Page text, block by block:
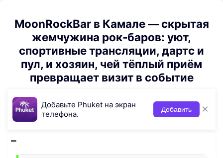
MoonRockBar в Камале — скрытая
жемчужина рок‑баров: уют,
спортивные трансляции, дартс и
пул, и хозяин, чей тёплый приём
превращает визит в событие
Добавьте Phuket на экран
телефона.
Добавить ×